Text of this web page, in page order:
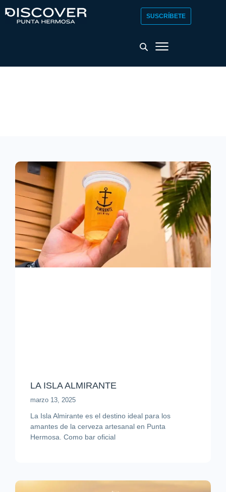
SUSCRÍBETE
LA ISLA ALMIRANTE
marzo 13, 2025
La Isla Almirante es el destino ideal para los
amantes de la cerveza artesanal en Punta
Hermosa. Como bar oficial